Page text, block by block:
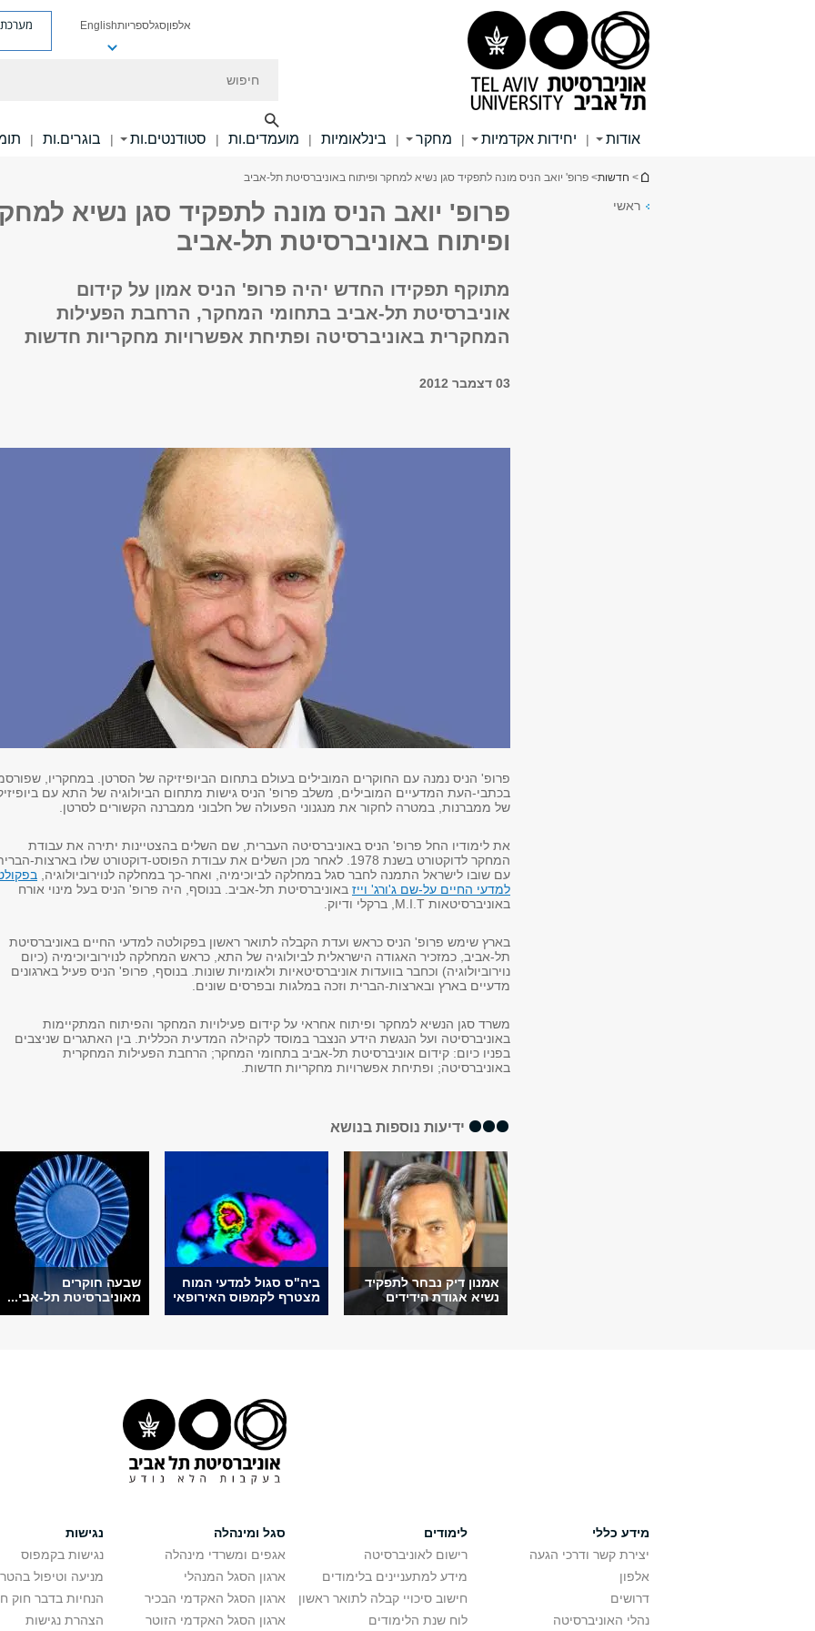
אלפוןסגלספריותEnglish מערכת
אודות | יחידות אקדמיות | מחקר | בינלאומיות | מועמדים.ות | סטודנטים.ות | בוגרים.ות |
הינך נמצא כאן
> חדשות> פרופ' יואב הניס מונה לתפקיד סגן נשיא למחקר ופיתוח באוניברסיטת תל-אביב
ראשי
פרופ' יואב הניס מונה לתפקיד סגן נשיא
ופיתוח באוניברסיטת תל-אביב
מתוקף תפקידו החדש יהיה פרופ' הניס אמון על קידום
אוניברסיטת תל-אביב בתחומי המחקר, הרחבת הפעילות
המחקרית באוניברסיטה ופתיחת אפשרויות מחקריות חדשות
03 דצמבר 2012
פרופ' הניס נמנה עם החוקרים המובילים בעולם בתחום הביופיזיקה של הסרטן. במחקריו,
בכתבי-העת המדעיים המובילים, משלב פרופ' הניס גישות מתחום הביולוגיה של התא עם
של ממברנות, במטרה לחקור את מנגנוני הפעולה של חלבוני ממברנה הקשורים לסרטן.
את לימודיו החל פרופ' הניס באוניברסיטה העברית, שם השלים בהצטיינות יתירה את עבודת
המחקר לדוקטורט בשנת 1978. לאחר מכן השלים את עבודת הפוסט-דוקטורט שלו בארצות-
עם שובו לישראל התמנה לחבר סגל במחלקה לביוכימיה, ואחר-כך במחלקה לנוירוביולוגיה,
למדעי החיים על-שם ג'ורג' וייז באוניברסיטת תל-אביב. בנוסף, היה פרופ' הניס בעל מינוי אורח
באוניברסיטאות M.I.T , ברקלי ודיוק.
בארץ שימש פרופ' הניס כראש ועדת הקבלה לתואר ראשון בפקולטה למדעי החיים באוניברסיטת
תל-אביב, כמזכיר האגודה הישראלית לביולוגיה של התא, כראש המחלקה לנוירוביוכימיה (כיום
נוירוביולוגיה) וכחבר בוועדות אוניברסיטאיות ולאומיות שונות. בנוסף, פרופ' הניס פעיל בארגונים
מדעיים בארץ ובארצות-הברית וזכה במלגות ובפרסים שונים.
משרד סגן הנשיא למחקר ופיתוח אחראי על קידום פעילויות המחקר והפיתוח המתקיימות
באוניברסיטה ועל הנגשת הידע הנצבר במוסד לקהילה המדעית הכללית. בין האתגרים שניצבים
בפניו כיום: קידום אוניברסיטת תל-אביב בתחומי המחקר; הרחבת הפעילות המחקרית
באוניברסיטה; ופתיחת אפשרויות מחקריות חדשות.
ידיעות נוספות בנושא
אמנון דיק נבחר לתפקיד
נשיא אגודת הידידים
ביה"ס סגול למדעי המוח
מצטרף לקמפוס האירופאי
שבעה חוקרים
מאוניברסיטת תל-אבי...
מידע כללי
יצירת קשר ודרכי הגעה
אלפון
דרושים
נהלי האוניברסיטה
לימודים
רישום לאוניברסיטה
מידע למתעניינים בלימודים
חישוב סיכויי קבלה לתואר ראשון
לוח שנת הלימודים
סגל ומינהלה
אגפים ומשרדי מינהלה
ארגון הסגל המנהלי
ארגון הסגל האקדמי הבכיר
ארגון הסגל האקדמי הזוטר
נגישות
נגישות בקמפוס
מניעה וטיפול
הנחיות בדבר חוק
הצהרת נגישות